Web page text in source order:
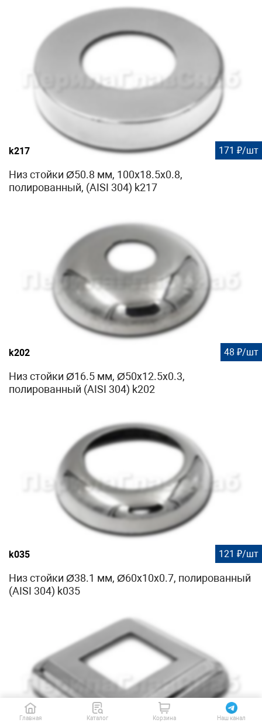
k217 171 ₽/шт
Низ стойки Ø50.8 мм, 100х18.5х0.8,
полированный, (AISI 304) k217
k202 48 ₽/шт
Низ стойки Ø16.5 мм, Ø50х12.5х0.3,
полированный (AISI 304) k202
k035 121 ₽/шт
Низ стойки Ø38.1 мм, Ø60х10х0.7, полированный
(AISI 304) k035
Главная Каталог Корзина Наш канал